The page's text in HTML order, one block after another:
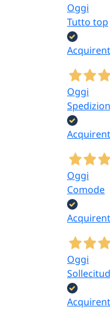
Oggi
Tutto top
Oggi
Oggi
Comode
Oggi